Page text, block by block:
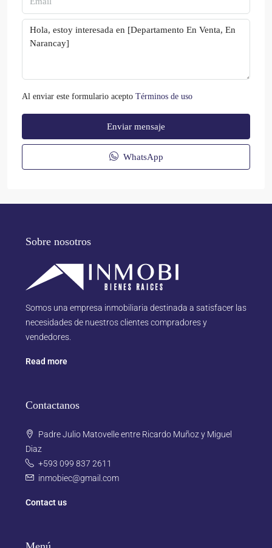
Al enviar este formulario acepto Términos de uso
Enviar mensaje
WhatsApp
Sobre nosotros
Somos una empresa inmobiliaria destinada a satisfacer las
necesidades de nuestros clientes compradores y
vendedores.
Read more
Contactanos
Padre Julio Matovelle entre Ricardo Muñoz y Miguel
Diaz
+593 099 837 2611
inmobiec@gmail.com
Contact us